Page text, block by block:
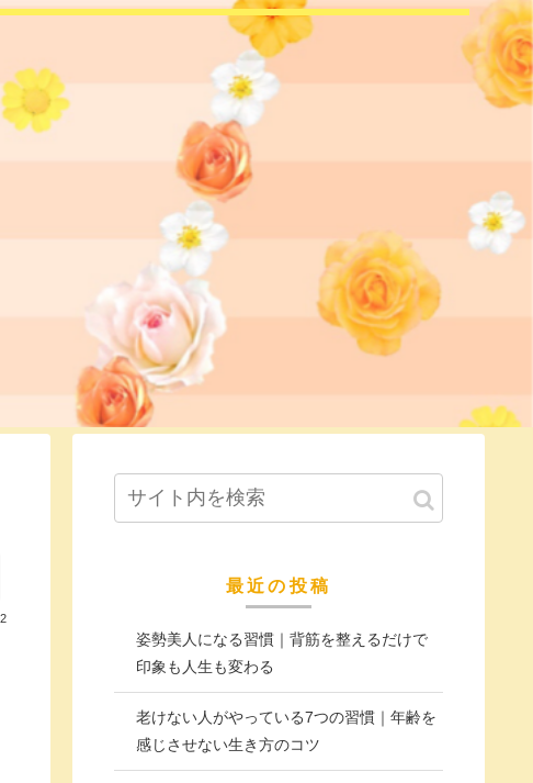
最近の投稿
姿勢美人になる習慣｜背筋を整えるだけで
印象も人生も変わる
老けない人がやっている7つの習慣｜年齢を
感じさせない生き方のコツ